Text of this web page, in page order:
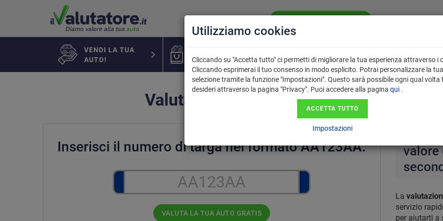
VENDI LA TUA
AUTO!
PERCHÉ USARE
IL VALUTATORE?
Valutazione auto da Targa - Valore
Inserisci il numero di targa nel formato AA123AA.
VALUTA LA TUA AUTO GRATIS
valore
La
servizio
per aiutarti a
Utilizziamo cookies
Cliccando su "Accetta tutto" ci permetti di migliorare la tua esperienza attraverso i
Cliccando esprimerai il tuo consenso in modo esplicito. Potrai personalizzare la tua
selezione tramite la funzione "Impostazioni". Questo sarà possibile ogni qual volta
desideri attraverso la pagina "Privacy". Puoi accedere alla pagina qui .
ACCETTA TUTTO
Impostazioni